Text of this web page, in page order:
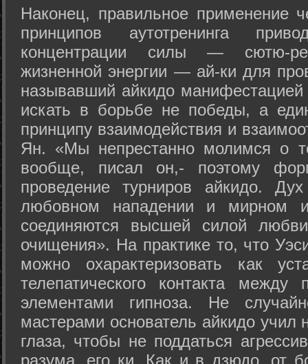
Наконец, правильное применение
принципов аутотренинга
концентрации силы — сютю-
жизненной энергии — ай-ки для
называвший айкидо
искать в борьбе не победы, а
принципу взаимодействия и
Ян. «Мы непрестанно молимся о
вообще, писал он,- поэтому
проведение турниров айкидо.
любовном нападении и мирном
соединяются высшей силой
очищения». На практике то, что
можно охарактеризовать как
телепатического контакта между
элементами гипноза. Не
мастерами основатель айкидо учил
глаза, чтобы не поддаться
разума, его ки. Как и в дзюдо, от